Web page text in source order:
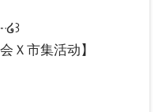
Ｘ市集活动】